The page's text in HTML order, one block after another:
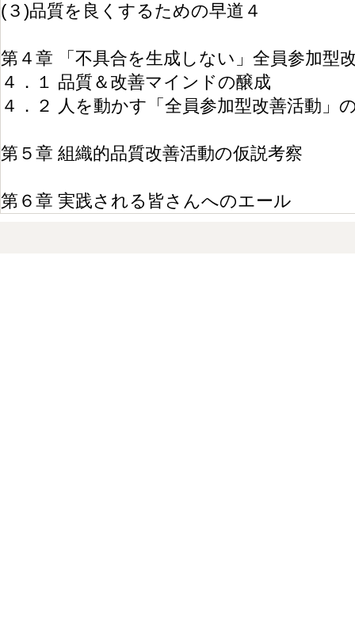
(３)品質を良くするための早道４
第４章 「不具合を生成しない」全員参加型
４．１ 品質＆改善マインドの醸成
４．２ 人を動かす「全員参加型改善活動」
第５章 組織的品質改善活動の仮説考察
第６章 実践される皆さんへのエール